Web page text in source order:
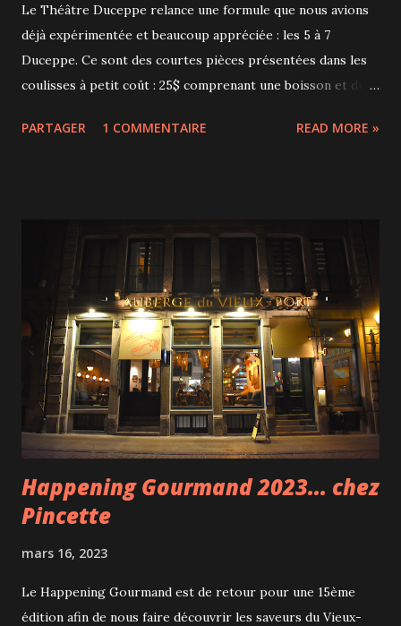
Le Théâtre Duceppe relance une formule que nous avions
déjà expérimentée et beaucoup appréciée : les 5 à 7
Duceppe. Ce sont des courtes pièces présentées dans les
coulisses à petit coût : 25$ comprenant une boisson et du
avril est Tony vend des billets de Maxime Brillon. Le pitch?
machine plante, ou que le groupe à l’affiche est refoulé aux
douanes. Aujourd'hui, Tony entraîne Jazz, un apprenti
«producer» de musique qui se cherche un gagne-pain
temporaire entre deux contrats peu payants. Sauf que le
spectacle de ce soir est annulé. Mais rassurons-nous : ça
aura quand même lieu et personne ne sera remboursé."
C'est dans les coulisses du Duceppe qu'on découvre les
coulisses de la vente de billets du Duceppe. Qui est Tony?
I...
PARTAGER 1 COMMENTAIRE READ MORE »
Happening Gourmand 2023... chez
Pincette
mars 16, 2023
Le Happening Gourmand est de retour pour une 15ème
édition afin de nous faire découvrir les saveurs du Vieux-